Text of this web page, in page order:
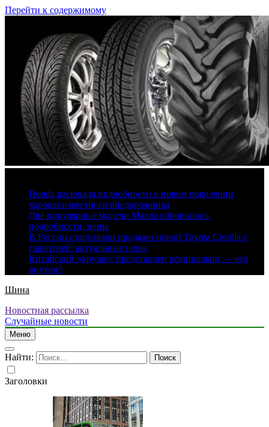
Перейти к содержимому
Honda раскрыла подробности о новом поколении
хорошо известного внедорожника
Две популярные модели Mazda обновились:
подробности, цены
В России стартовали продажи новой Toyota Corolla с
гарантией: актуальные цены
Китайский «крузак» представлен официально — что
внутри?
Шина
Новостная рассылка
Случайные новости
Меню
Найти:
Заголовки